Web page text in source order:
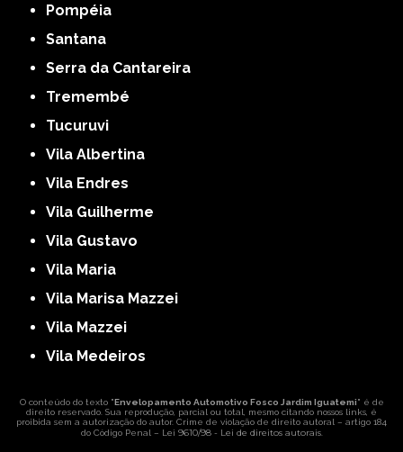
Pompéia
Santana
Serra da Cantareira
Tremembé
Tucuruvi
Vila Albertina
Vila Endres
Vila Guilherme
Vila Gustavo
Vila Maria
Vila Marisa Mazzei
Vila Mazzei
Vila Medeiros
O conteúdo do texto "Envelopamento Automotivo Fosco Jardim Iguatemi" é de
direito reservado. Sua reprodução, parcial ou total, mesmo citando nossos links, é
proibida sem a autorização do autor. Crime de violação de direito autoral – artigo 184
do Código Penal – Lei 9610/98 - Lei de direitos autorais.